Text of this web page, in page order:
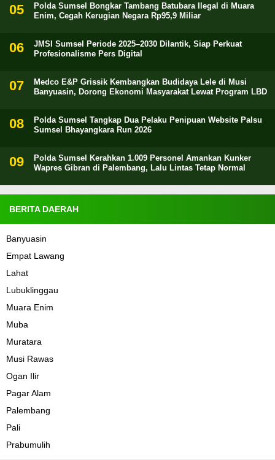
Polda Sumsel Bongkar Tambang Batubara Ilegal di Muara
Enim, Cegah Kerugian Negara Rp95,9 Miliar
JMSI Sumsel Periode 2025–2030 Dilantik, Siap Perkuat
Profesionalisme Pers Digital
Medco E&P Grissik Kembangkan Budidaya Lele di Musi
Banyuasin, Dorong Ekonomi Masyarakat Lewat Program LBD
Polda Sumsel Tangkap Dua Pelaku Penipuan Website Palsu
Sumsel Bhayangkara Run 2026
Polda Sumsel Kerahkan 1.009 Personel Amankan Kunker
Wapres Gibran di Palembang, Lalu Lintas Tetap Normal
BERITA DAERAH
Banyuasin
Empat Lawang
Lahat
Lubuklinggau
Muara Enim
Muba
Muratara
Musi Rawas
Ogan Ilir
Pagar Alam
Palembang
Pali
Prabumulih